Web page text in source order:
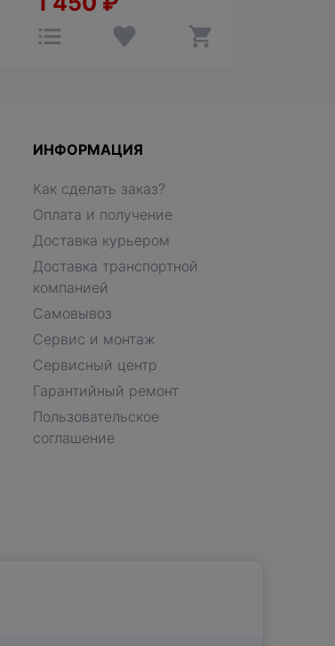
ИНФОРМАЦИЯ
Как сделать заказ?
Оплата и получение
Доставка курьером
Доставка транспортной
компанией
Самовывоз
Сервис и монтаж
Сервисный центр
Гарантийный ремонт
Пользовательское
соглашение